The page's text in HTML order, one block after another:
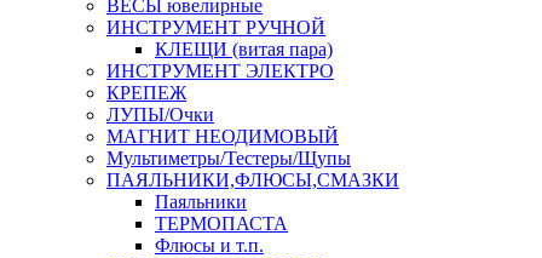
ВЕСЫ ювелирные
ИНСТРУМЕНТ РУЧНОЙ
КЛЕЩИ (витая пара)
ИНСТРУМЕНТ ЭЛЕКТРО
КРЕПЕЖ
ЛУПЫ/Очки
МАГНИТ НЕОДИМОВЫЙ
Мультиметры/Тестеры/Щупы
ПАЯЛЬНИКИ,ФЛЮСЫ,СМАЗКИ
Паяльники
ТЕРМОПАСТА
Флюсы и т.п.